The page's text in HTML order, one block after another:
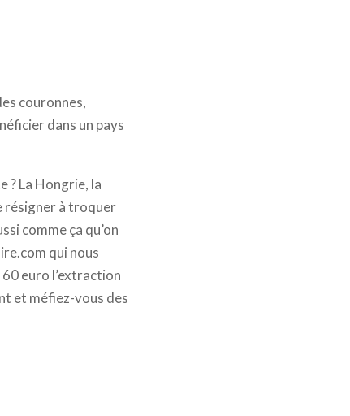
couronnes,
dans un pays
? La Hongrie, la
résigner à troquer
comme ça qu’on
qui nous
euro l’extraction
et méfiez-vous des